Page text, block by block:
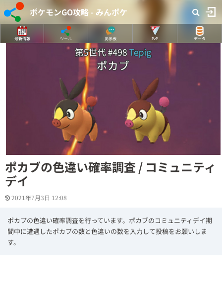
ポケモンGO攻略 - みんポケ
最新情報 ツール 掲示板 PvP データ
ポカブの色違い確率調査 / コミュニティ
デイ
2021年7月3日 12:08
ポカブの色違い確率調査を行っています。ポカブのコミュニティデイ期
間中に遭遇したポカブの数と色違いの数を入力して投稿をお願いしま
す。